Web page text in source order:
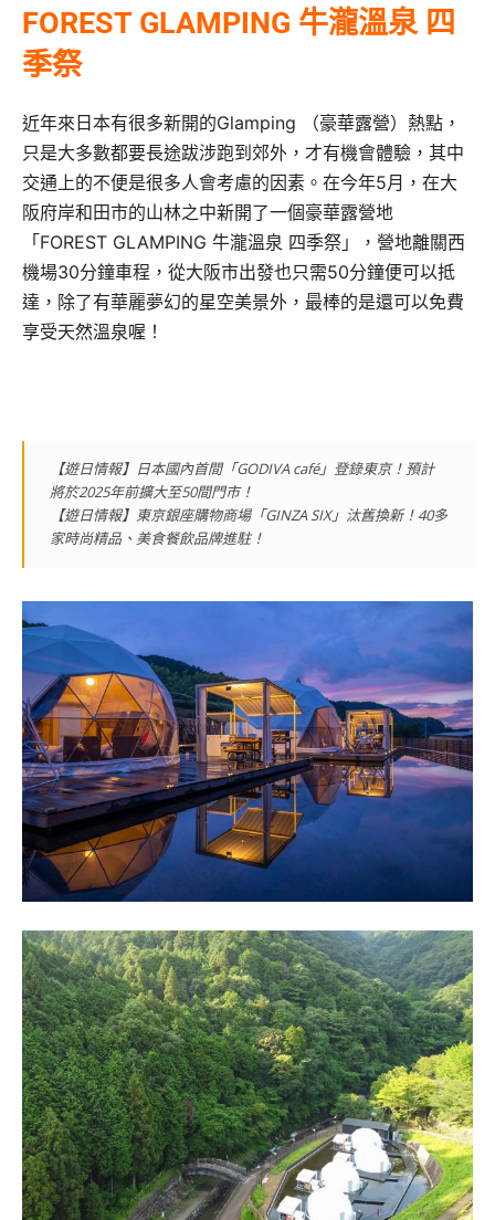
FOREST GLAMPING 牛瀧溫泉 四
季祭
近年來日本有很多新開的Glamping （豪華露營）熱點，
只是大多數都要長途跋涉跑到郊外，才有機會體驗，其中
交通上的不便是很多人會考慮的因素。在今年5月，在大
阪府岸和田市的山林之中新開了一個豪華露營地
「FOREST GLAMPING 牛瀧溫泉 四季祭」，營地離關西
機場30分鐘車程，從大阪市出發也只需50分鐘便可以抵
達，除了有華麗夢幻的星空美景外，最棒的是還可以免費
享受天然溫泉喔！
【遊日情報】日本國內首間「GODIVA café」登錄東京！預計
將於2025年前擴大至50間門市！
【遊日情報】東京銀座購物商場「GINZA SIX」汰舊換新！40多
家時尚精品、美食餐飲品牌進駐！